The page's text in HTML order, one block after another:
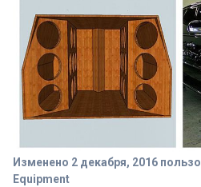
Изменено 2 декабря, 2016
Equipment